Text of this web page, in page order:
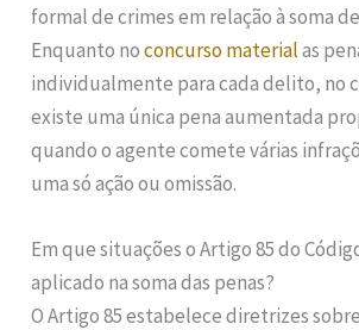
formal de crimes em relação à soma
Enquanto noconcurso materialas
individualmente para cada delito, no
existe uma única pena aumentada
quando o agente comete várias
uma só ação ou omissão.
Em que situações o Artigo 85 do
aplicado na soma das penas?
O Artigo 85 estabelece diretrizes